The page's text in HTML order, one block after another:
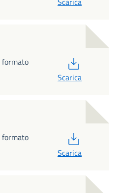
formato
Scarica
formato
Scarica